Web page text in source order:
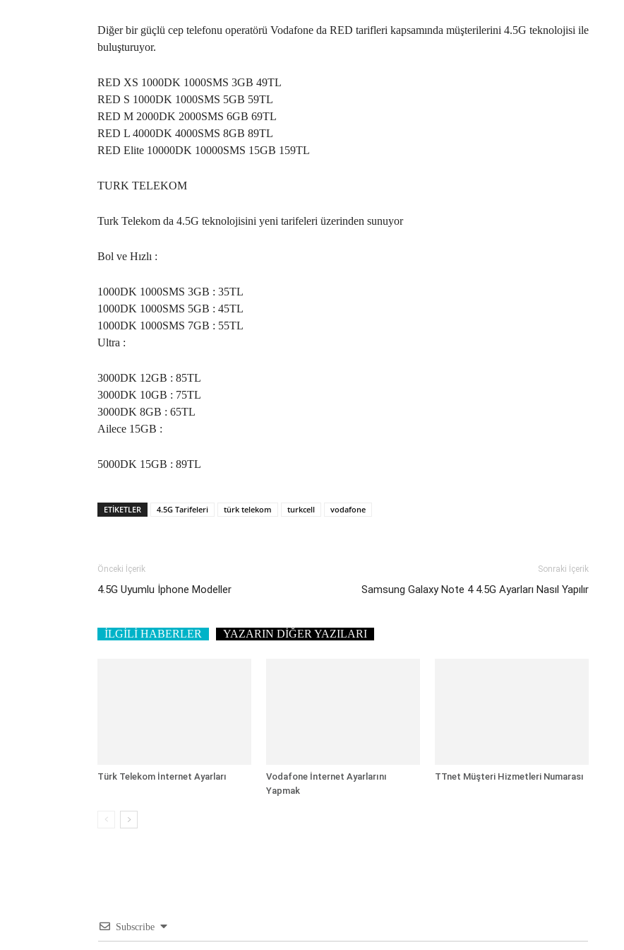
Diğer bir güçlü cep telefonu operatörü Vodafone da RED tarifleri kapsamında müşterilerini 4.5G teknolojisi ile
buluşturuyor.
RED XS 1000DK 1000SMS 3GB 49TL
RED S 1000DK 1000SMS 5GB 59TL
RED M 2000DK 2000SMS 6GB 69TL
RED L 4000DK 4000SMS 8GB 89TL
RED Elite 10000DK 10000SMS 15GB 159TL
TURK TELEKOM
Turk Telekom da 4.5G teknolojisini yeni tarifeleri üzerinden sunuyor
Bol ve Hızlı :
1000DK 1000SMS 3GB : 35TL
1000DK 1000SMS 5GB : 45TL
1000DK 1000SMS 7GB : 55TL
Ultra :
3000DK 12GB : 85TL
3000DK 10GB : 75TL
3000DK 8GB : 65TL
Ailece 15GB :
5000DK 15GB : 89TL
ETIKETLER 4.5G Tarifeleri türk telekom turkcell vodafone
Önceki İçerik
4.5G Uyumlu İphone Modeller
Sonraki İçerik
Samsung Galaxy Note 4 4.5G Ayarları Nasıl Yapılır
İLGİLİ HABERLER YAZARIN DİĞER YAZILARI
Türk Telekom İnternet Ayarları
Vodafone İnternet Ayarlarını
Yapmak
TTnet Müşteri Hizmetleri Numarası
Subscribe